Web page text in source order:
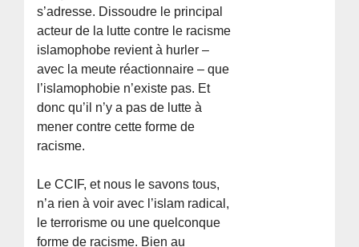
s’adresse. Dissoudre le principal
acteur de la lutte contre le racisme
islamophobe revient à hurler –
avec la meute réactionnaire – que
l’islamophobie n’existe pas. Et
donc qu’il n’y a pas de lutte à
mener contre cette forme de
racisme.
Le CCIF, et nous le savons tous,
n’a rien à voir avec l’islam radical,
le terrorisme ou une quelconque
forme de racisme. Bien au